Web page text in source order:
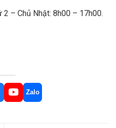
2 – Chủ Nhật: 8h00 – 17h00.
Zalo